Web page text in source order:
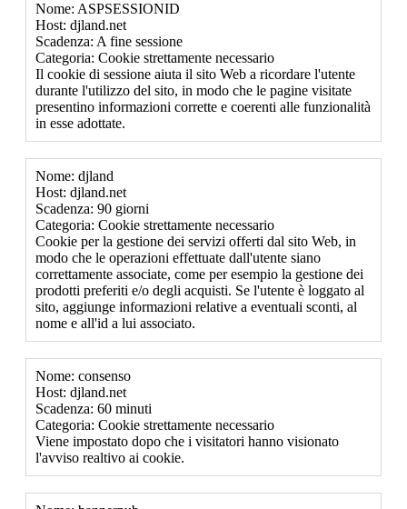
Nome: ASPSESSIONID
Host: djland.net
Scadenza: A fine sessione
Categoria: Cookie strettamente necessario
Il cookie di sessione aiuta il sito Web a ricordare l'utente
durante l'utilizzo del sito, in modo che le pagine visitate
presentino informazioni corrette e coerenti alle funzionalità
in esse adottate.
Nome: djland
Host: djland.net
Scadenza: 90 giorni
Categoria: Cookie strettamente necessario
Cookie per la gestione dei servizi offerti dal sito Web, in
modo che le operazioni effettuate dall'utente siano
correttamente associate, come per esempio la gestione dei
prodotti preferiti e/o degli acquisti. Se l'utente è loggato al
sito, aggiunge informazioni relative a eventuali sconti, al
nome e all'id a lui associato.
Nome: consenso
Host: djland.net
Scadenza: 60 minuti
Categoria: Cookie strettamente necessario
Viene impostato dopo che i visitatori hanno visionato
l'avviso realtivo ai cookie.